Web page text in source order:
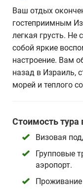
Ваш отдых
гостеприимным
легкая грусть. Не
собой яркие
настроение. Вам
назад в Израиль,
морей и теплого
Стоимость тура
Визовая
Групповые
аэропорт.
Проживание